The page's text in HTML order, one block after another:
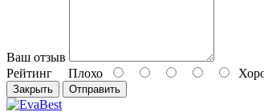
Ваш отзыв
Рейтинг Плохо
Закрыть Отправить